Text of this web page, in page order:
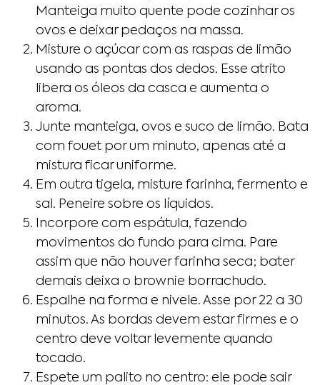
Manteiga muito quente pode cozinhar os
ovos e deixar pedaços na massa.
Misture o açúcar com as raspas de limão
usando as pontas dos dedos. Esse atrito
libera os óleos da casca e aumenta o
aroma.
Junte manteiga, ovos e suco de limão. Bata
com fouet por um minuto, apenas até a
mistura ficar uniforme.
Em outra tigela, misture farinha, fermento e
sal. Peneire sobre os líquidos.
Incorpore com espátula, fazendo
movimentos do fundo para cima. Pare
assim que não houver farinha seca; bater
demais deixa o brownie borrachudo.
Espalhe na forma e nivele. Asse por 22 a 30
minutos. As bordas devem estar firmes e o
centro deve voltar levemente quando
tocado.
Espete um palito no centro: ele pode sair